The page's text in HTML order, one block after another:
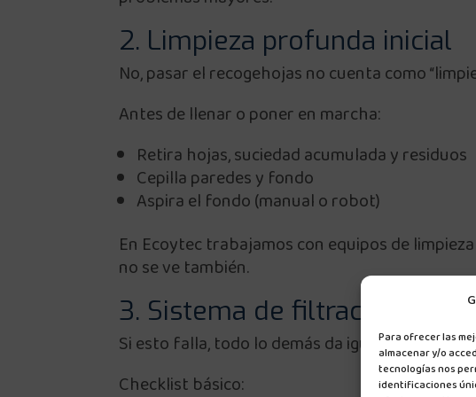
Para ofrecer las
almacenar y/o
tecnologías nos
identificaciones
2. Limpieza profunda inicial
No, pasar el recogehojas no cuenta como
Antes de llenar o poner en marcha:
Retira hojas, suciedad acumulada y residuos
Cepilla paredes y fondo
Aspira el fondo (manual o robot)
En Ecoytec trabajamos con equipos de
no se ve también.
3. Sistema de filtración: el
Si esto falla, todo lo demás da igual.
Checklist básico: